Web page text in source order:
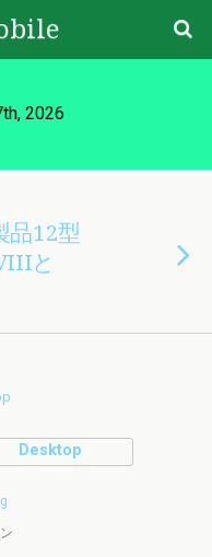
2026
品12型
と
Desktop